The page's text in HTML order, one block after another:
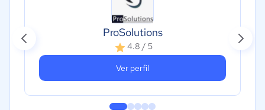
ProSolutions
4.8 / 5
Ver perfil